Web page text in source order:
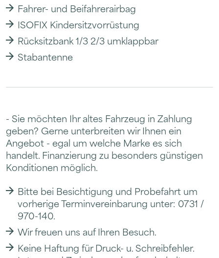
Fahrer- und Beifahrerairbag
ISOFIX Kindersitzvorrüstung
Rücksitzbank 1/3 2/3 umklappbar
Stabantenne
- Sie möchten Ihr altes Fahrzeug in Zahlung
geben? Gerne unterbreiten wir Ihnen ein
Angebot - egal um welche Marke es sich
handelt. Finanzierung zu besonders günstigen
Konditionen möglich.
Bitte bei Besichtigung und Probefahrt um
vorherige Terminvereinbarung unter: 0731 /
970-140.
Wir freuen uns auf Ihren Besuch.
Keine Haftung für Druck- u. Schreibfehler.